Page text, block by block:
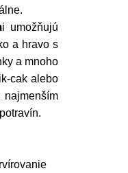
i umožňujú
a hravo s
a mnoho
cak alebo